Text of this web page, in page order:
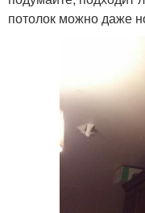
потолок можно даже